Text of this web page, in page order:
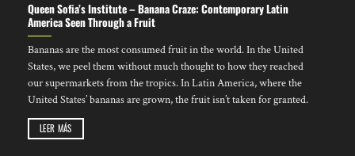
Queen Sofia’s Institute – Banana Craze: Contemporary Latin
America Seen Through a Fruit
Bananas are the most consumed fruit in the world. In the United
States, we peel them without much thought to how they reached
our supermarkets from the tropics. In Latin America, where the
United States’ bananas are grown, the fruit isn’t taken for granted.
LEER MÁS